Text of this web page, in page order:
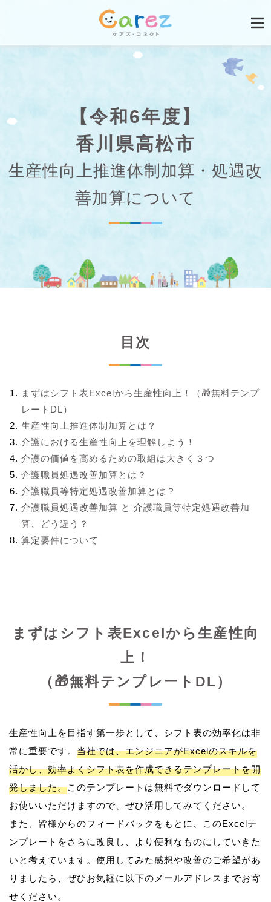
【令和6年度】
香川県高松市
生産性向上推進体制加算・処遇改
善加算について
目次
まずはシフト表Excelから生産性向上！（🎁無料テンプ
レートDL）
生産性向上推進体制加算とは？
介護における生産性向上を理解しよう！
介護の価値を高めるための取組は大きく３つ
介護職員処遇改善加算とは？
介護職員等特定処遇改善加算とは？
介護職員処遇改善加算 と 介護職員等特定処遇改善加
算、どう違う？
算定要件について
まずはシフト表Excelから生産性向
上！
（🎁無料テンプレートDL）
生産性向上を目指す第一歩として、シフト表の効率化は非
常に重要です。 当社では、エンジニアがExcelのスキルを
活かし、効率よくシフト表を作成できるテンプレートを開
発しました。このテンプレートは無料でダウンロードして
お使いいただけますので、ぜひ活用してみてください。
また、皆様からのフィードバックをもとに、このExcelテ
ンプレートをさらに改良し、より便利なものにしていきた
いと考えています。使用してみた感想や改善のご希望があ
りましたら、ぜひお気軽に以下のメールアドレスまでお寄
せください。